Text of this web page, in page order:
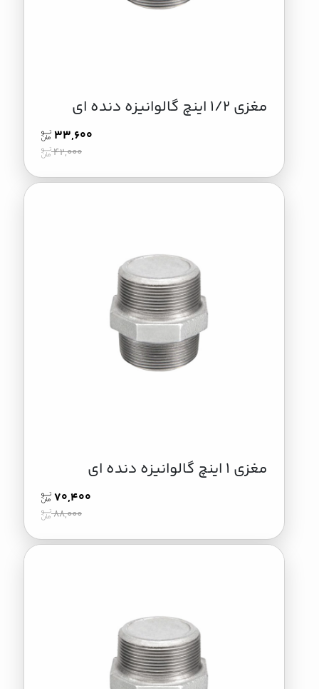
مغزی 1/2 اینچ گالوانیزه دنده ای
33,600
42,000
مغزی ۱ اینچ گالوانیزه دنده ای
70,400
88,000